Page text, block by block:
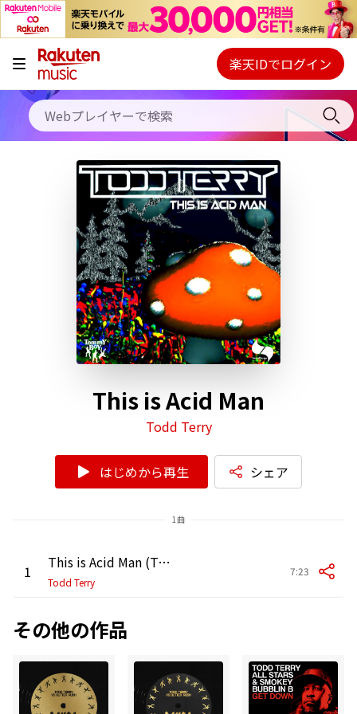
キャンペーン
料金プラン
使い方
初回30日間無料お試し
Webプレイヤー
ご契約内容の確認・変更
楽天IDでログイン
This is Acid Man
Todd Terry
はじめから再生 シェア
1曲
1 This is Acid Man (Tee's Sound Design Mix)
Todd Terry
7:23
その他の作品